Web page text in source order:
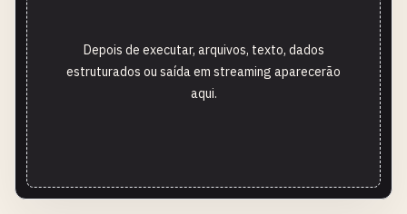
Depois de executar, arquivos, texto, dados
estruturados ou saída em streaming aparecerão
aqui.